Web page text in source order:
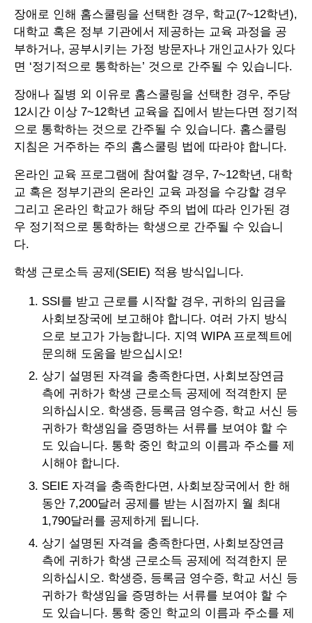
장애로 인해 홈스쿨링을 선택한 경우, 학교(7~12학년),
대학교 혹은 정부 기관에서 제공하는 교육 과정을 공
부하거나, 공부시키는 가정 방문자나 개인교사가 있다
면 ‘정기적으로 통학하는’ 것으로 간주될 수 있습니다.
장애나 질병 외 이유로 홈스쿨링을 선택한 경우, 주당
12시간 이상 7~12학년 교육을 집에서 받는다면 정기적
으로 통학하는 것으로 간주될 수 있습니다. 홈스쿨링
지침은 거주하는 주의 홈스쿨링 법에 따라야 합니다.
온라인 교육 프로그램에 참여할 경우, 7~12학년, 대학
교 혹은 정부기관의 온라인 교육 과정을 수강할 경우
그리고 온라인 학교가 해당 주의 법에 따라 인가된 경
우 정기적으로 통학하는 학생으로 간주될 수 있습니
다.
학생 근로소득 공제(SEIE) 적용 방식입니다.
SSI를 받고 근로를 시작할 경우, 귀하의 임금을
사회보장국에 보고해야 합니다. 여러 가지 방식
으로 보고가 가능합니다. 지역 WIPA 프로젝트에
문의해 도움을 받으십시오!
상기 설명된 자격을 충족한다면, 사회보장연금
측에 귀하가 학생 근로소득 공제에 적격한지 문
의하십시오. 학생증, 등록금 영수증, 학교 서신 등
귀하가 학생임을 증명하는 서류를 보여야 할 수
도 있습니다. 통학 중인 학교의 이름과 주소를 제
시해야 합니다.
SEIE 자격을 충족한다면, 사회보장국에서 한 해
동안 7,200달러 공제를 받는 시점까지 월 최대
1,790달러를 공제하게 됩니다.
상기 설명된 자격을 충족한다면, 사회보장연금
측에 귀하가 학생 근로소득 공제에 적격한지 문
의하십시오. 학생증, 등록금 영수증, 학교 서신 등
귀하가 학생임을 증명하는 서류를 보여야 할 수
도 있습니다. 통학 중인 학교의 이름과 주소를 제